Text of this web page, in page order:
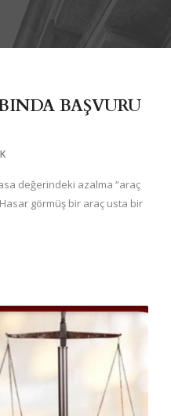
BAŞVURU
değerindeki azalma “araç
görmüş bir araç usta bir